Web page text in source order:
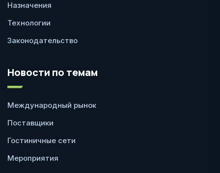
Назначения
Технологии
Законодательство
Новости по темам
Международный рынок
Поставщики
Гостиничные сети
Мероприятия